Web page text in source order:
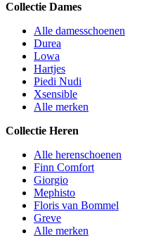
Collectie Dames
Alle damesschoenen
Durea
Lowa
Hartjes
Piedi Nudi
Xsensible
Alle merken
Collectie Heren
Alle herenschoenen
Finn Comfort
Giorgio
Mephisto
Floris van Bommel
Greve
Alle merken